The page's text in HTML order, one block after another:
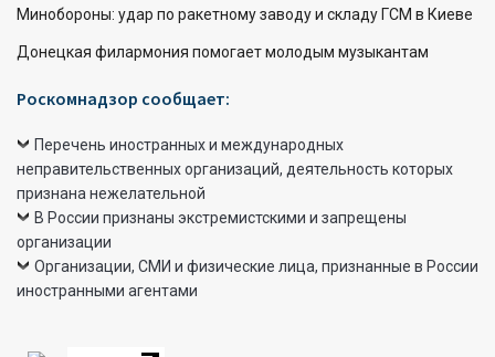
Минобороны: удар по ракетному заводу и складу ГСМ в Киеве
Донецкая филармония помогает молодым музыкантам
Роскомнадзор сообщает:
Перечень иностранных и международных
неправительственных организаций, деятельность которых
признана нежелательной
В России признаны экстремистскими и запрещены
организации
Организации, СМИ и физические лица, признанные в России
иностранными агентами